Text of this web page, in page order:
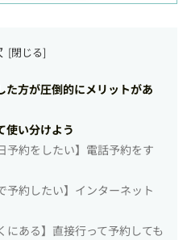
方が圧倒的にメリットがあ
使い分けよう
予約をしたい】電話予約をす
予約したい】インターネット
にある】直接行って予約しても